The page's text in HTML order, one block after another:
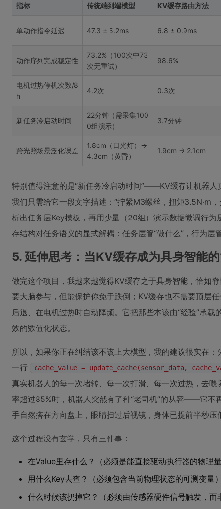
指标 传统端到端模型 KV缓存路由方法
单动作指令延迟 47.3 ± 5.2ms 6.8 ± 0.9ms
动作序列完成稳定性
73.2%（100次中73
次无重试）
98.6%
电机过热停机次数/8
h
4.2次 0.3次
新任务冷启动时间
22分钟（需采集100
0组演示）
3.7分钟
跨光照场景泛化误差
1.8cm（日光灯）→
4.3cm（黄昏）
1.9cm → 2.1cm
特别值得注意的是“新任务冷启动时间”——KV缓存让机器人
我们只需给它一段文字描述：“拧紧M3螺丝，扭矩3.5N·m
析出任务层Key模板，再用少量（20组）演示数据微调行
存结构对任务语义的显式解耦：任务层管“做什么”，行为层
5. 延伸思考：当KV缓存成为具身智能的
做完这个项目，我越来越觉得KV缓存之于具身智能，恰如
要大脑参与，但能保护你免于跌倒；KV缓存也不需要顶层
后退、在电机过热时自动降频。它把那些本该由“经验”承
效的数值化状态。
所以，如果你正在纠结该不该上大模型，我的建议很实在
一行
cache_value = update_cache(sensor_data,
真实机器人的每一次堵转、每一次打滑、每一次过热，去
率超过85%时，机器人突然有了种“老司机”的从容——它不
手自然搭在方向盘上，眼睛扫过后视镜，身体已提前半秒压
这个过程没有玄学，只有三件事：
在Value里存什么？（必须是能直接驱动执行器的物理
用什么Key去查？（必须包含当前物理状态的可测变量
什么时候该扔掉它？（必须由传感器硬件信号触发，而